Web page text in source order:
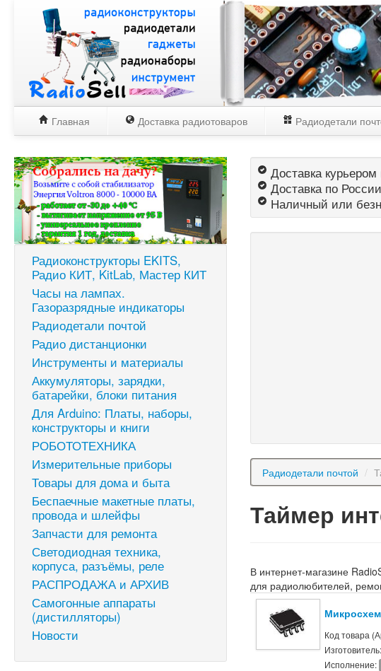
Главная Доставка радиотоваров Радиодетали
Радиоконструкторы EKITS,
Радио КИТ, KitLab, Мастер КИТ
Часы на лампах.
Газоразрядные индикаторы
Радиодетали почтой
Радио дистанционки
Инструменты и материалы
Аккумуляторы, зарядки,
батарейки, блоки питания
Для Arduino: Платы, наборы,
конструкторы и книги
РОБОТОТЕХНИКА
Измерительные приборы
Товары для дома и быта
Беспаечные макетные платы,
провода и шлейфы
Запчасти для ремонта
Светодиодная техника,
корпуса, разъёмы, реле
РАСПРОДАЖА и АРХИВ
Самогонные аппараты
(дистилляторы)
Новости
Доставка
Доставка по
Наличный или
Радиодетали почтой /
Таймер
В интернет-магазине
для радиолюбителей,
Код товара
Исполнение: